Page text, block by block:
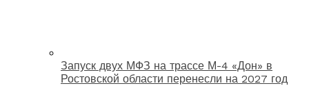
Запуск двух МФЗ на трассе М-4 «Дон» в
Ростовской области перенесли на 2027 год